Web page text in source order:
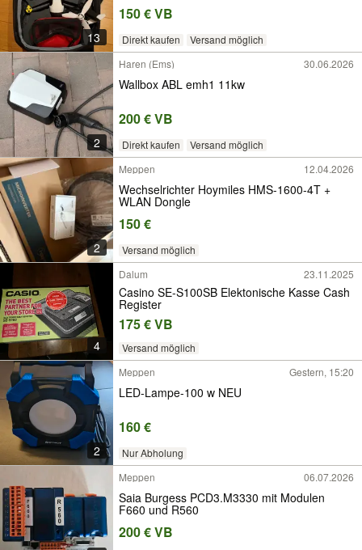
13
150 € VB
Direkt kaufen Versand möglich
2
Haren (Ems) 30.06.2026
Wallbox ABL emh1 11kw
200 € VB
Direkt kaufen Versand möglich
2
Meppen 12.04.2026
Wechselrichter Hoymiles HMS-1600-4T +
WLAN Dongle
150 €
Versand möglich
4
Dalum 23.11.2025
Casino SE-S100SB Elektonische Kasse Cash
Register
175 € VB
Versand möglich
2
Meppen Gestern, 15:20
LED-Lampe-100 w NEU
160 €
Nur Abholung
Meppen 06.07.2026
Saia Burgess PCD3.M3330 mit Modulen
F660 und R560
200 € VB